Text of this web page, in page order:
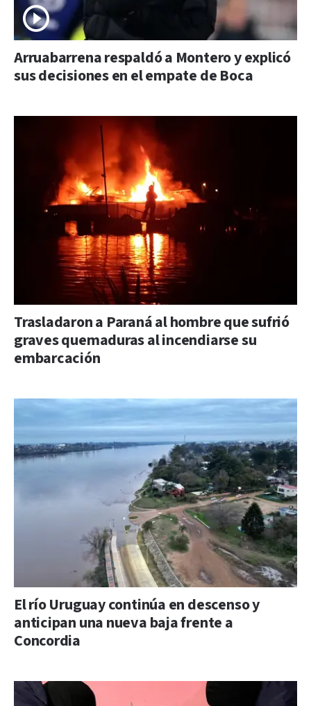
Arruabarrena respaldó a Montero y explicó
sus decisiones en el empate de Boca
Trasladaron a Paraná al hombre que sufrió
graves quemaduras al incendiarse su
embarcación
El río Uruguay continúa en descenso y
anticipan una nueva baja frente a
Concordia